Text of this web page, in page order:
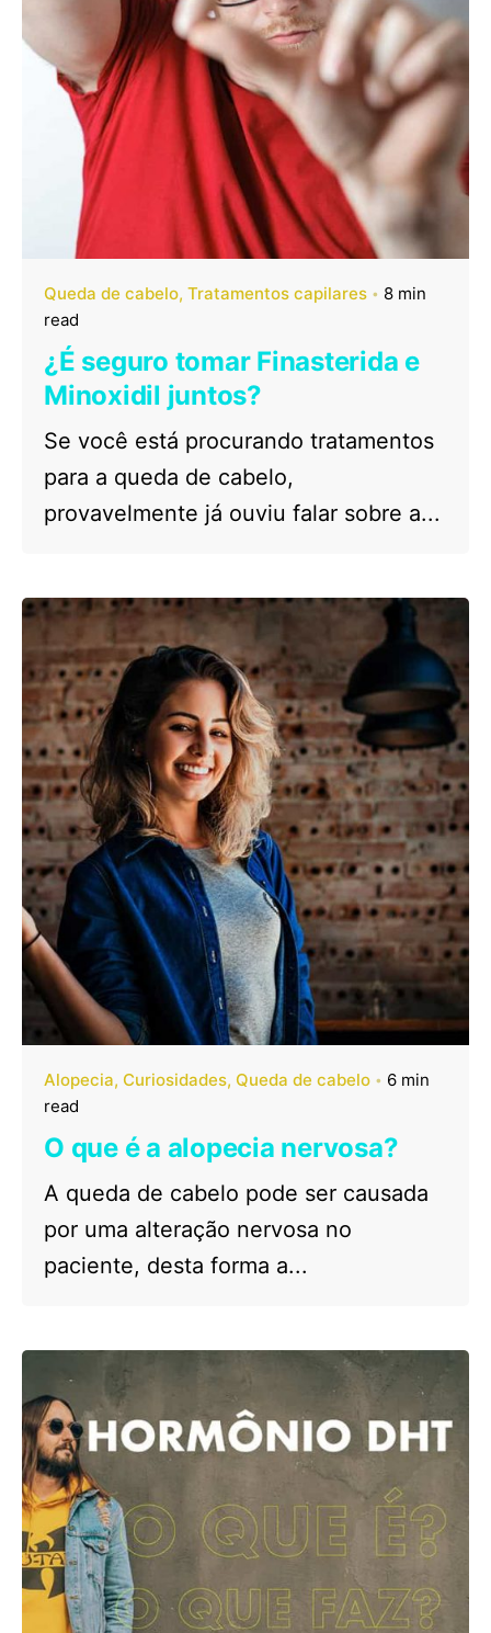
Queda de cabelo Tratamentos capilares
8 min
read
¿É seguro tomar Finasterida e
Minoxidil juntos?
Se você está procurando tratamentos
para a queda de cabelo,
provavelmente já ouviu falar sobre a...
Alopecia Curiosidades Queda de cabelo
6 min
read
O que é a alopecia nervosa?
A queda de cabelo pode ser causada
por uma alteração nervosa no
paciente, desta forma a...